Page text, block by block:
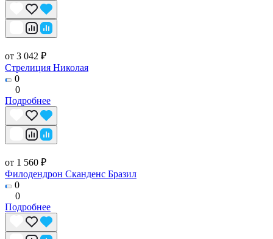
от 3 042 ₽
Стрелиция Николая
0
0
Подробнее
от 1 560 ₽
Филодендрон Сканденс Бразил
0
0
Подробнее